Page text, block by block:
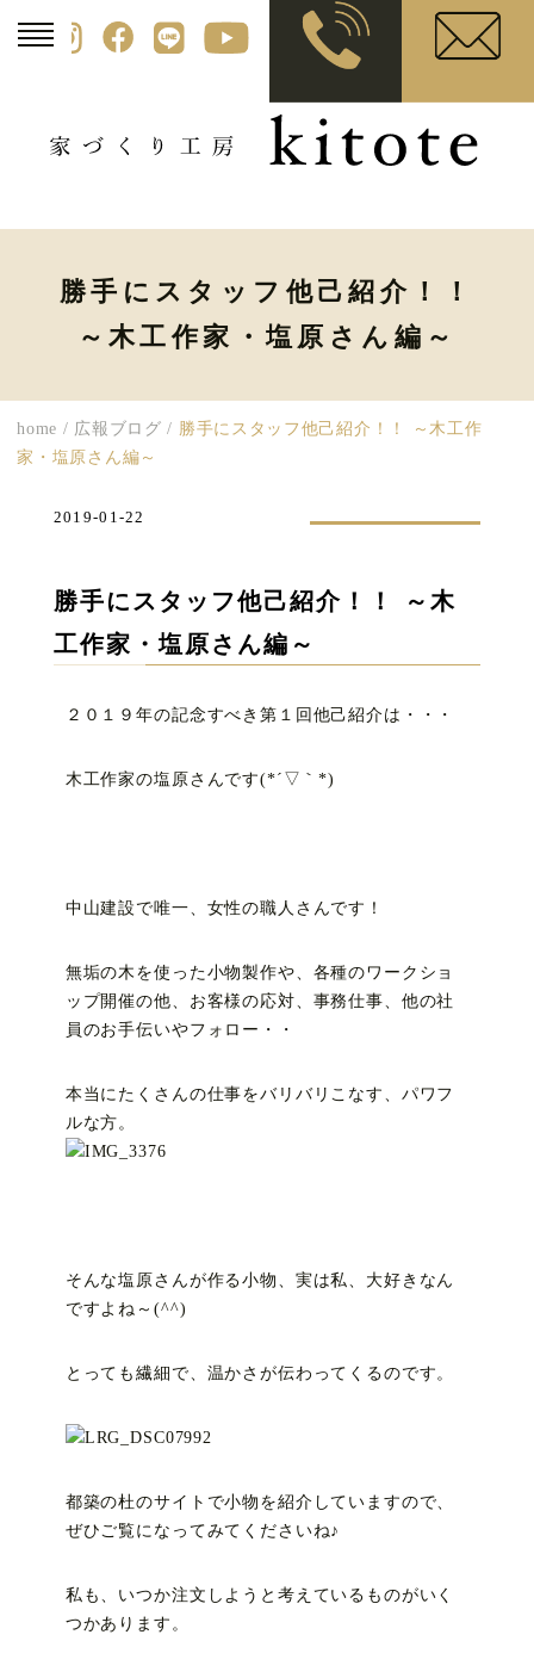
勝手にスタッフ他己紹介！！
～木工作家・塩原さん編～
home / 広報ブログ / 勝手にスタッフ他己紹介！！ ～木工作
家・塩原さん編～
勝手にスタッフ他己紹介！！ ～木
工作家・塩原さん編～
2019-01-22
２０１９年の記念すべき第１回他己紹介は・・・
木工作家の塩原さんです(*´▽｀*)
中山建設で唯一、女性の職人さんです！
無垢の木を使った小物製作や、各種のワークショ
ップ開催の他、お客様の応対、事務仕事、他の社
員のお手伝いやフォロー・・
本当にたくさんの仕事をバリバリこなす、パワフ
ルな方。
そんな塩原さんが作る小物、実は私、大好きなん
ですよね～(^^)
とっても繊細で、温かさが伝わってくるのです。
都築の杜のサイト で小物を紹介していますので、
ぜひご覧になってみてくださいね♪
私も、いつか注文しようと考えているものがいく
つかあります。